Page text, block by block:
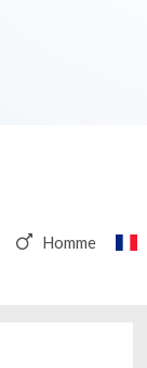
Homme